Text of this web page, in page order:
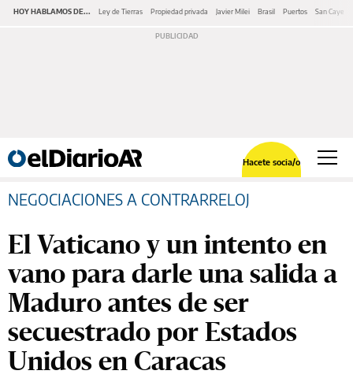
HOY HABLAMOS DE... Ley de Tierras Propiedad privada Javier Milei Brasil Puertos San
Hacete socia/o
NEGOCIACIONES A CONTRARRELOJ
El Vaticano y un intento en
vano para darle una salida a
Maduro antes de ser
secuestrado por Estados
Unidos en Caracas